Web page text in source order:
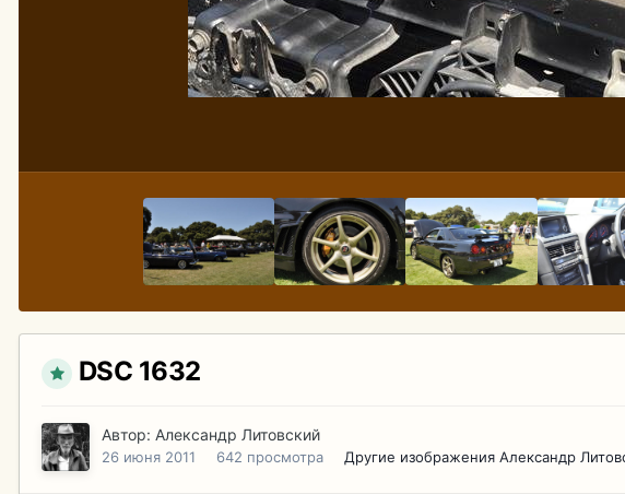
DSC 1632
Автор: Александр Литовский
26 июня 2011 642 просмотра Другие изображения Александр